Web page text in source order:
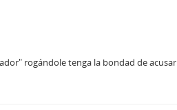
rogándole tenga la bondad de